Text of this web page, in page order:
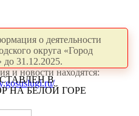
о деятельности
округа «Город
до 31.12.2025.
и новости находятся:
В
НА БЕЛОЙ ГОРЕ